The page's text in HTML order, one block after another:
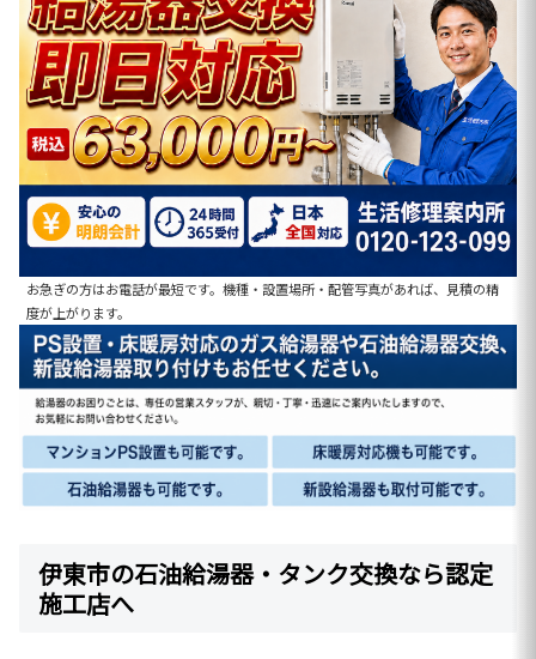
お急ぎの方はお電話が最短です。機種・設置場所・配管写真があれば、見積の精
度が上がります。
伊東市の石油給湯器・タンク交換なら認定
施工店へ